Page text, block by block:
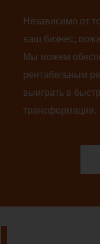
Независимо от
ваш бизнес,
Мы можем
рентабельным
выиграть в
трансформации.